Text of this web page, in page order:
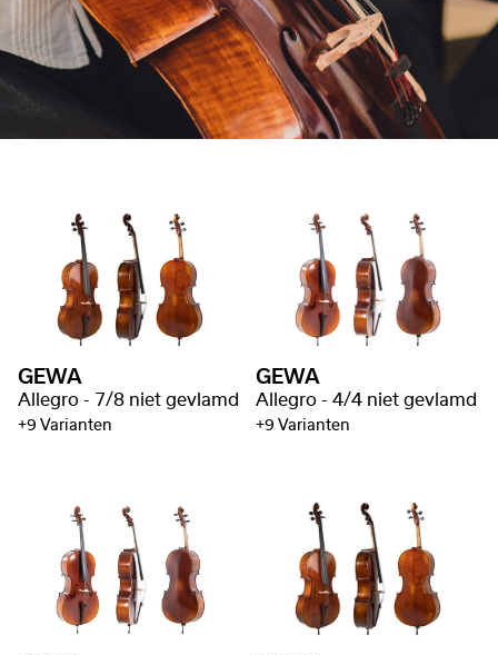
GEWA
Allegro - 7/8 niet gevlamd
+9 Varianten
GEWA
Allegro - 4/4 niet gevlamd
+9 Varianten